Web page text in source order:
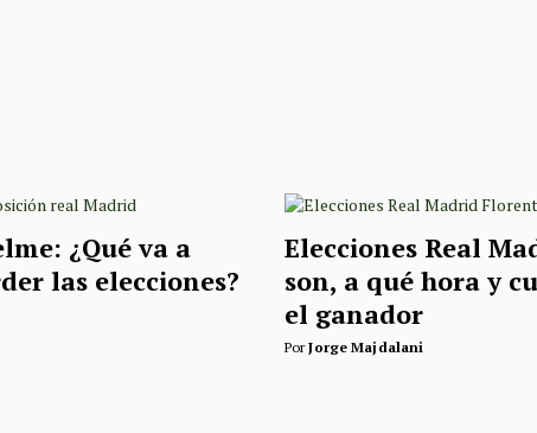
¿Qué va a
las elecciones?
Elecciones Real
son, a qué hora y
el ganador
PorJorge Majdalani